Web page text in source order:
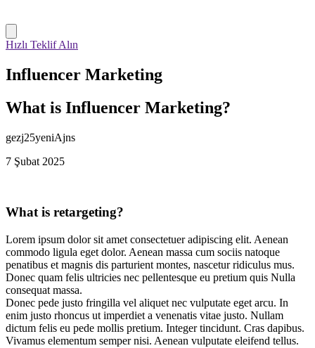
Hızlı Teklif Alın
Influencer Marketing
What is Influencer Marketing?
gezj25yeniAjns
7 Şubat 2025
What is retargeting?
Lorem ipsum dolor sit amet consectetuer adipiscing elit. Aenean
commodo ligula eget dolor. Aenean massa cum sociis natoque
penatibus et magnis dis parturient montes, nascetur ridiculus mus.
Donec quam felis ultricies nec pellentesque eu pretium quis Nulla
consequat massa.
Donec pede justo fringilla vel aliquet nec vulputate eget arcu. In
enim justo rhoncus ut imperdiet a venenatis vitae justo. Nullam
dictum felis eu pede mollis pretium. Integer tincidunt. Cras dapibus.
Vivamus elementum semper nisi. Aenean vulputate eleifend tellus.